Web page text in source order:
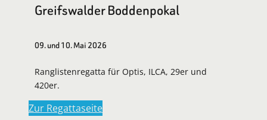
Greifswalder Boddenpokal
09. und 10. Mai 2026
Ranglistenregatta für Optis, ILCA, 29er und
420er.
Zur Regattaseite